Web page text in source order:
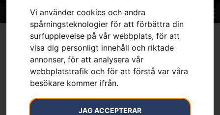
Vi använder cookies och andra
spårningsteknologier för att förbättra din
surfupplevelse på vår webbplats, för att
visa dig personligt innehåll och riktade
annonser, för att analysera vår
webbplatstrafik och för att förstå var våra
besökare kommer ifrån.
JAG ACCEPTERAR
»Sortiment»Trädgård» Åkgräsklippare»R 214T